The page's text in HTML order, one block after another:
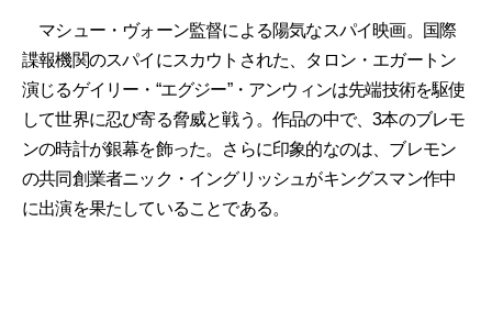
マシュー・ヴォーン監督による陽気なスパイ映画。国際
諜報機関のスパイにスカウトされた、タロン・エガートン
演じるゲイリー・“エグジー”・アンウィンは先端技術を駆使
して世界に忍び寄る脅威と戦う。作品の中で、3本のブレモ
ンの時計が銀幕を飾った。さらに印象的なのは、ブレモン
の共同創業者ニック・イングリッシュがキングスマン作中
に出演を果たしていることである。